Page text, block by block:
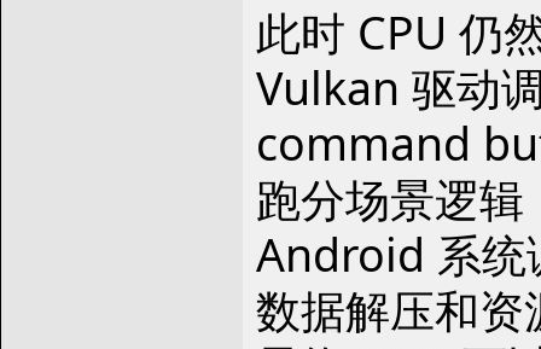
此时 CPU 仍
Vulkan 驱动
command
跑分场景逻辑
Android 系统
数据解压和资